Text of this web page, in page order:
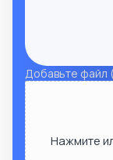
Добавьте файл
Нажмите